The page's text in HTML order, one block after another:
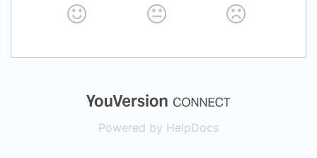
(opens in a
Powered by HelpDocs